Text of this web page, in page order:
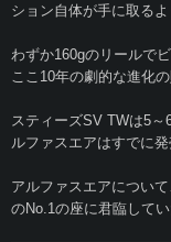
ション自体が手に取るよ
わずか160gのリールで
ここ10年の劇的な進化
スティーズSV TWは5
ルファスエアはすでに発
アルファスエアについ
のNo.1の座に君臨して